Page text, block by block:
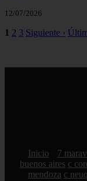
12/07/2026
1 2 3 Siguiente ›
Inicio 7
buenos aires c
mendoza c